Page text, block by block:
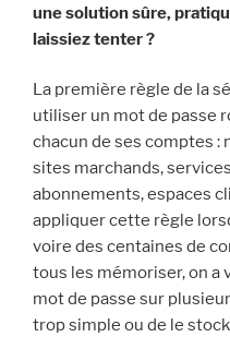
une solution sûre,
laissiez tenter ?
La première règle de la
utiliser un mot de passe
chacun de ses comptes :
sites marchands,
abonnements, espaces
appliquer cette règle
voire des centaines de
tous les mémoriser, on
mot de passe sur
trop simple ou de le